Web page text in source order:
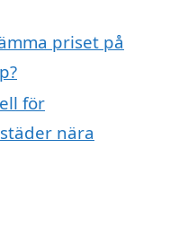
priset på
för
nära